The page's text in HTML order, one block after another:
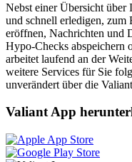
Nebst einer Übersicht über
und schnell erledigen, zum
eröffnen, Nachrichten und
Hypo-Checks abspeichern
arbeitet laufend an der
weitere Services für Sie
unverändert über die
Valiant App